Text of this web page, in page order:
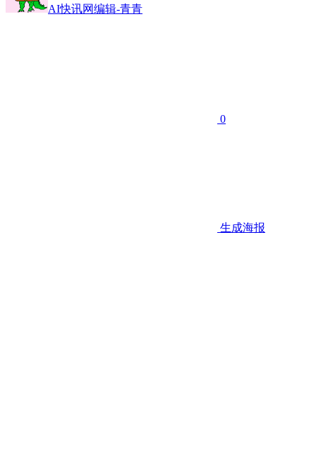
AI快讯网编辑-青青
0
生成海报